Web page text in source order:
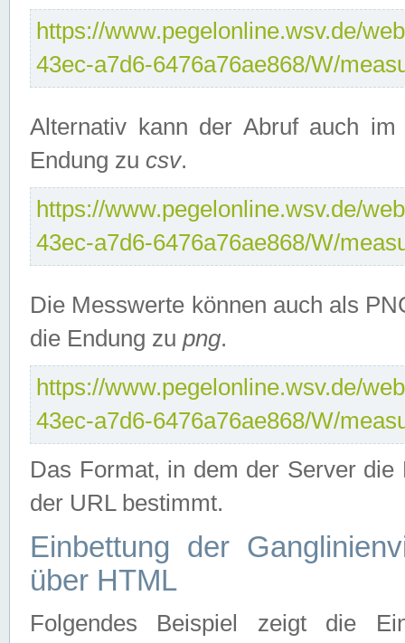
https://www.pegelonline.wsv.de/
43ec-a7d6-6476a76ae868/W/
Alternativ kann der Abruf auch
Endung zu csv.
https://www.pegelonline.wsv.de/
43ec-a7d6-6476a76ae868/W/
Die Messwerte können auch als
die Endung zu png.
https://www.pegelonline.wsv.de/
43ec-a7d6-6476a76ae868/W/
Das Format, in dem der Server
der URL bestimmt.
Einbettung der
über HTML
Folgendes Beispiel zeigt die